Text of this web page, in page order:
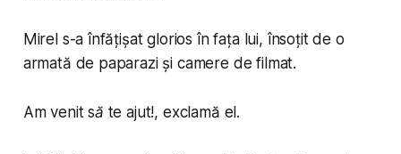
Mirel s-a înfățișat glorios în fața lui, însoțit de o
armată de paparazi și camere de filmat.
Am venit să te ajut!, exclamă el.